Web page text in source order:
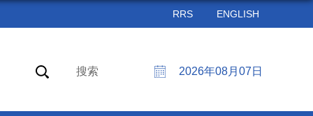
RRS ENGLISH
2026年08月07日
搜索